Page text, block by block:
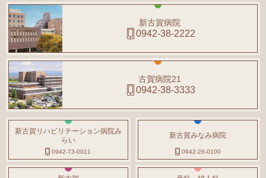
新古賀病院
0942-38-2222
古賀病院21
0942-38-3333
新古賀リハビリテーション病院み
らい
0942-73-0011
新古賀みなみ病院
0942-26-0100